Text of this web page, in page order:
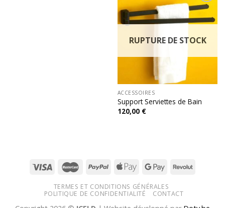
Add to
RUPTURE DE STOCK
ACCESSOIRES
Support Serviettes de Bain
120,00 €
TERMES ET CONDITIONS GÉNÉRALES
POLITIQUE DE CONFIDENTIALITÉ
CONTACT